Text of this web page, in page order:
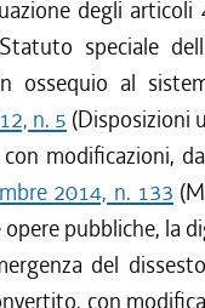
degli articoli
speciale
ossequio al
n. 5 (Disposizioni
modificazioni,
2014, n. 133
pubbliche, la
del
con